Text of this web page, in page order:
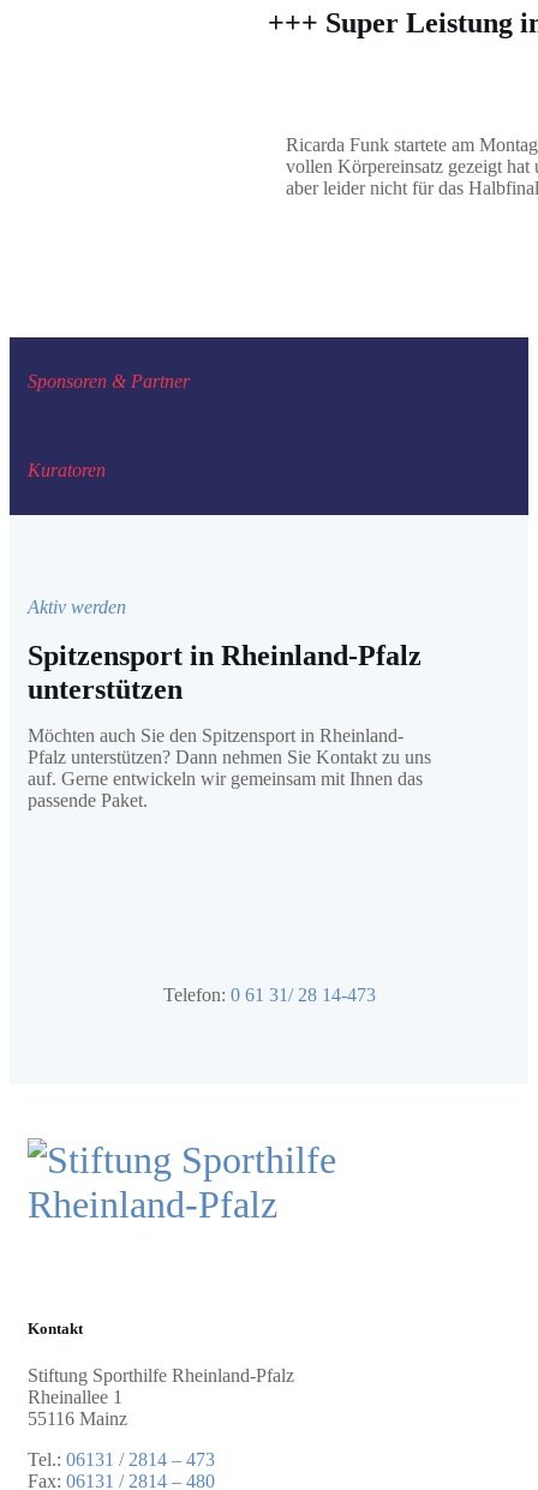
+++ Super Leistung
Ricarda Funk startete am
vollen Körpereinsatz gezeigt hat
aber leider nicht für das
Sponsoren & Partner
Kuratoren
Aktiv werden
Spitzensport in Rheinland-Pfalz
unterstützen
Möchten auch Sie den Spitzensport in Rheinland-
Pfalz unterstützen? Dann nehmen Sie Kontakt zu uns
auf. Gerne entwickeln wir gemeinsam mit Ihnen das
passende Paket.
Telefon: 0 61 31/ 28 14-473
Kontakt
Stiftung Sporthilfe Rheinland-Pfalz
Rheinallee 1
55116 Mainz
Tel.: 06131 / 2814 – 473
Fax: 06131 / 2814 – 480